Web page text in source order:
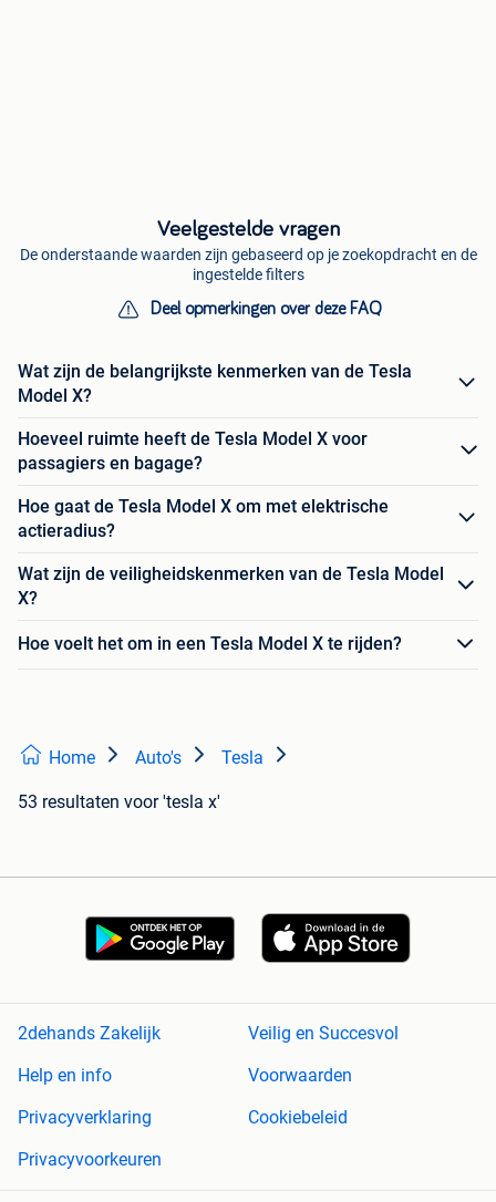
Veelgestelde vragen
De onderstaande waarden zijn gebaseerd op je zoekopdracht en de
ingestelde filters
Deel opmerkingen over deze FAQ
Wat zijn de belangrijkste kenmerken van de Tesla
Model X?
Hoeveel ruimte heeft de Tesla Model X voor
passagiers en bagage?
Hoe gaat de Tesla Model X om met elektrische
actieradius?
Wat zijn de veiligheidskenmerken van de Tesla Model
X?
Hoe voelt het om in een Tesla Model X te rijden?
Home Auto's Tesla
53 resultaten voor 'tesla x'
2dehands Zakelijk
Veilig en Succesvol
Help en info
Voorwaarden
Privacyverklaring
Cookiebeleid
Privacyvoorkeuren